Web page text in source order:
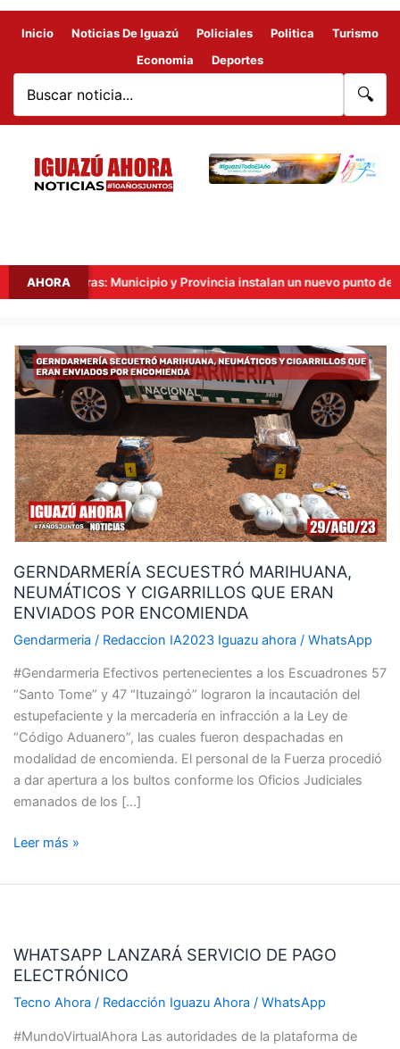
Inicio Noticias De Iguazú Policiales Politica
Turismo
Economia
Deportes
🔍
AHORAMunicipio y Provincia instalan un nuevo punto de
GERNDARMERÍA SECUESTRÓ MARIHUANA,
NEUMÁTICOS Y CIGARRILLOS QUE ERAN
ENVIADOS POR ENCOMIENDA
Gendarmeria / Redaccion IA2023 Iguazu ahora / WhatsApp
#Gendarmeria Efectivos pertenecientes a los Escuadrones 57
“Santo Tome” y 47 “Ituzaingó” lograron la incautación del
estupefaciente y la mercadería en infracción a la Ley de
“Código Aduanero”, las cuales fueron despachadas en
modalidad de encomienda. El personal de la Fuerza procedió
a dar apertura a los bultos conforme los Oficios Judiciales
emanados de los […]
GERNDARMERÍA
SECUESTRÓ
MARIHUANA,
NEUMÁTICOS
Y
CIGARRILLOS
QUE
ERAN
ENVIADOS
ENCOMIENDA
Leer más »
WHATSAPP LANZARÁ SERVICIO DE PAGO
ELECTRÓNICO
Tecno Ahora / Redacción Iguazu Ahora / WhatsApp
#MundoVirtualAhora Las autoridades de la plataforma de
SERVICIO
DE
PAGO